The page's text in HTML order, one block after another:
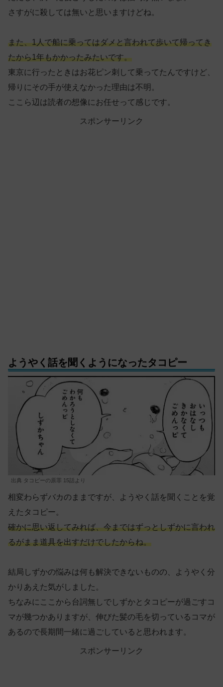
さすがに殺しては無いと思いますけどね。
また、1人で船に乗ってはダメと言われて歩いて帰ってき
たから1年もかかったみたいです。
東京に行ったときはお花ピン刺して乗ってたんですけど、
帰りにその手が使えなかった理由は不明。
ここら辺は読者の想像にお任せって感じです。
スポンサーリンク
ようやく話を聞くようになったタコピー
出典 タコピーの原罪 15話より
相変わらずバカのままですが、ようやく話を聞くことを覚
えたタコピー。
確かに思い返してみれば、今まではずっとしずかに言われ
るがまま道具を出すだけでしたからね。
結局しずかの悩みは何も解決できないものの、ようやく分
かりあえた気がしました。
ちなみにここから台詞無しでしずかとタコピーが過ごすコ
マが幾つかありますが、伸びた髪の毛を切っているコマが
あるので長期間一緒に過ごしていると思われます。
スポンサーリンク